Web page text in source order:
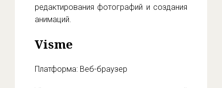
редактирования фотографий и создания
анимаций.
Visme
Платформа: Веб-браузер